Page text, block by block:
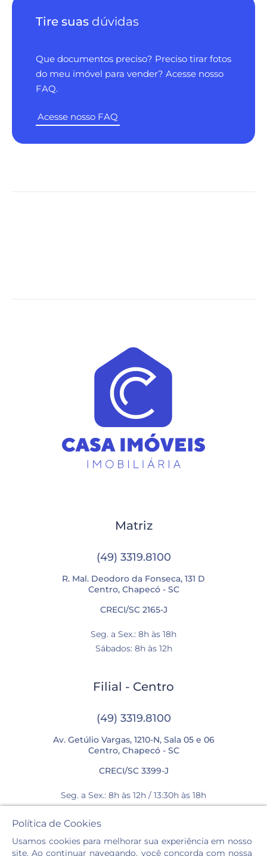
Tire suas dúvidas
Que documentos preciso? Preciso tirar fotos
do meu imóvel para vender? Acesse nosso
FAQ.
Acesse nosso FAQ
Matriz
(49) 3319.8100
R. Mal. Deodoro da Fonseca, 131 D
Centro, Chapecó - SC
CRECI/SC 2165-J
Seg. a Sex.: 8h às 18h
Sábados: 8h às 12h
Filial - Centro
(49) 3319.8100
Av. Getúlio Vargas, 1210-N, Sala 05 e 06
Centro, Chapecó - SC
CRECI/SC 3399-J
Seg. a Sex.: 8h às 12h / 13:30h às 18h
Sábados: 8h às 12h
Política de Cookies
Usamos cookies para melhorar sua experiência em nosso
site. Ao continuar navegando, você concorda com nossa